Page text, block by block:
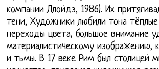
компании Ллойдз, 1986). Их
тени, Художники любили тона
переходы цвета, большое внимание
материалистическому изображению,
и тьмы. В 17 веке Рим был столицей